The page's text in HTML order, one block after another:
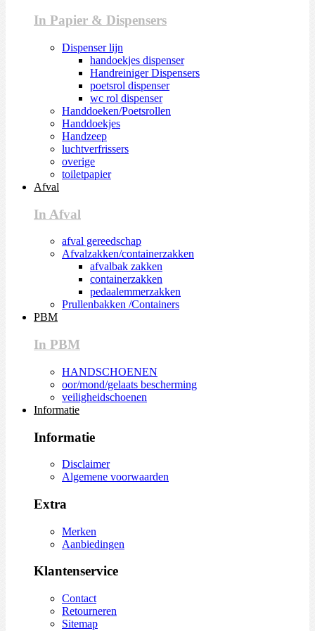
In Papier & Dispensers
Dispenser lijn
handoekjes dispenser
Handreiniger Dispensers
poetsrol dispenser
wc rol dispenser
Handdoeken/Poetsrollen
Handdoekjes
Handzeep
luchtverfrissers
overige
toiletpapier
Afval
In Afval
afval gereedschap
Afvalzakken/containerzakken
afvalbak zakken
containerzakken
pedaalemmerzakken
Prullenbakken /Containers
PBM
In PBM
HANDSCHOENEN
oor/mond/gelaats bescherming
veiligheidschoenen
Informatie
Informatie
Disclaimer
Algemene voorwaarden
Extra
Merken
Aanbiedingen
Klantenservice
Contact
Retourneren
Sitemap